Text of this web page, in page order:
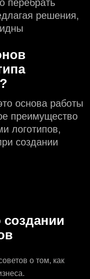
перебрать
решения,
основа работы
преимущество
логотипов,
создании
о том, как